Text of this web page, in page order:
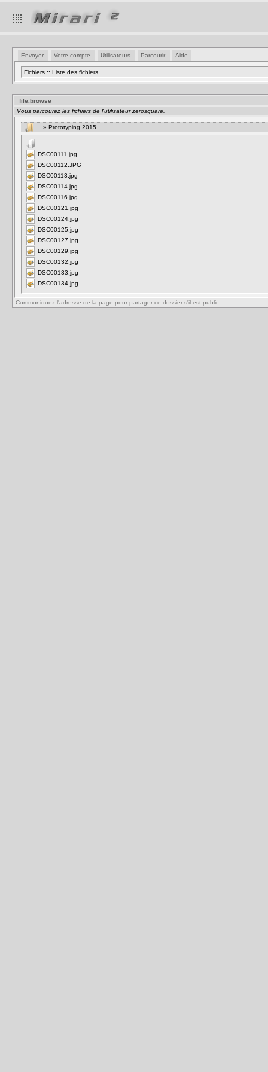
Envoyer Votre compte Utilisateurs Parcourir Aide
Fichiers :: Liste des fichiers
file.browse
Vous parcourez les fichiers de l'utilisateur zerosquare.
» Prototyping 2015
DSC00111.jpg
DSC00112.JPG
DSC00113.jpg
DSC00114.jpg
DSC00116.jpg
DSC00121.jpg
DSC00124.jpg
DSC00125.jpg
DSC00127.jpg
DSC00129.jpg
DSC00132.jpg
DSC00133.jpg
DSC00134.jpg
Communiquez l'adresse de la page pour partager ce dossier s'il est public